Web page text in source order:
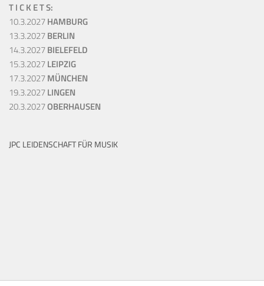
T I C K E T S:
10.3.2027HAMBURG
13.3.2027BERLIN
14.3.2027BIELEFELD
15.3.2027LEIPZIG
17.3.2027MÜNCHEN
19.3.2027LINGEN
20.3.2027OBERHAUSEN
JPC LEIDENSCHAFT FÜR MUSIK